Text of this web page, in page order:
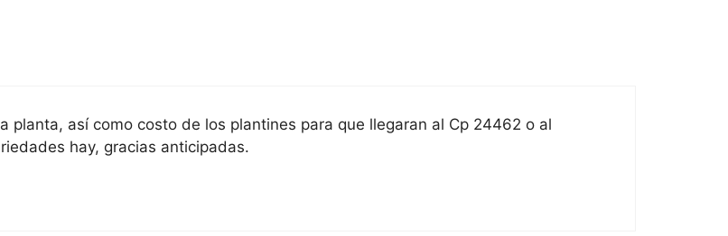
planta, así como costo de los plantines para que llegaran al Cp 24462 o al
hay, gracias anticipadas.